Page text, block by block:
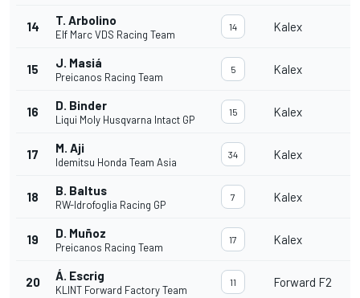
14 T. Arbolino
Elf Marc VDS Racing Team
14 Kalex
15 J. Masiá
Preicanos Racing Team
5 Kalex
16 D. Binder
Liqui Moly Husqvarna Intact GP
15 Kalex
17 M. Aji
Idemitsu Honda Team Asia
34 Kalex
18 B. Baltus
RW-Idrofoglia Racing GP
7 Kalex
19 D. Muñoz
Preicanos Racing Team
17 Kalex
20 Á. Escrig
KLINT Forward Factory Team
11 Forward F2